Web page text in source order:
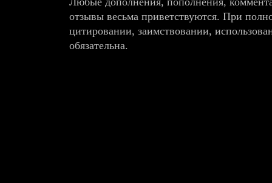
отзывы весьма приветствуются. При
цитировании, заимствовании,
обязательна.